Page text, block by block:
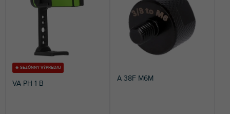
NAJPREDÁVANEJŠIE
ABECEDNE
🔥 SEZÓNNY VÝPREDAJ
VA PH 1 B
A 38F M6M